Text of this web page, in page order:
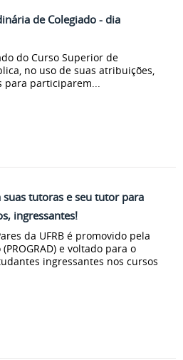
de Colegiado - dia
do Curso Superior de
no uso de suas atribuições,
para participarem...
suas tutoras e seu tutor para
ingressantes!
da UFRB é promovido pela
e voltado para o
ingressantes nos cursos